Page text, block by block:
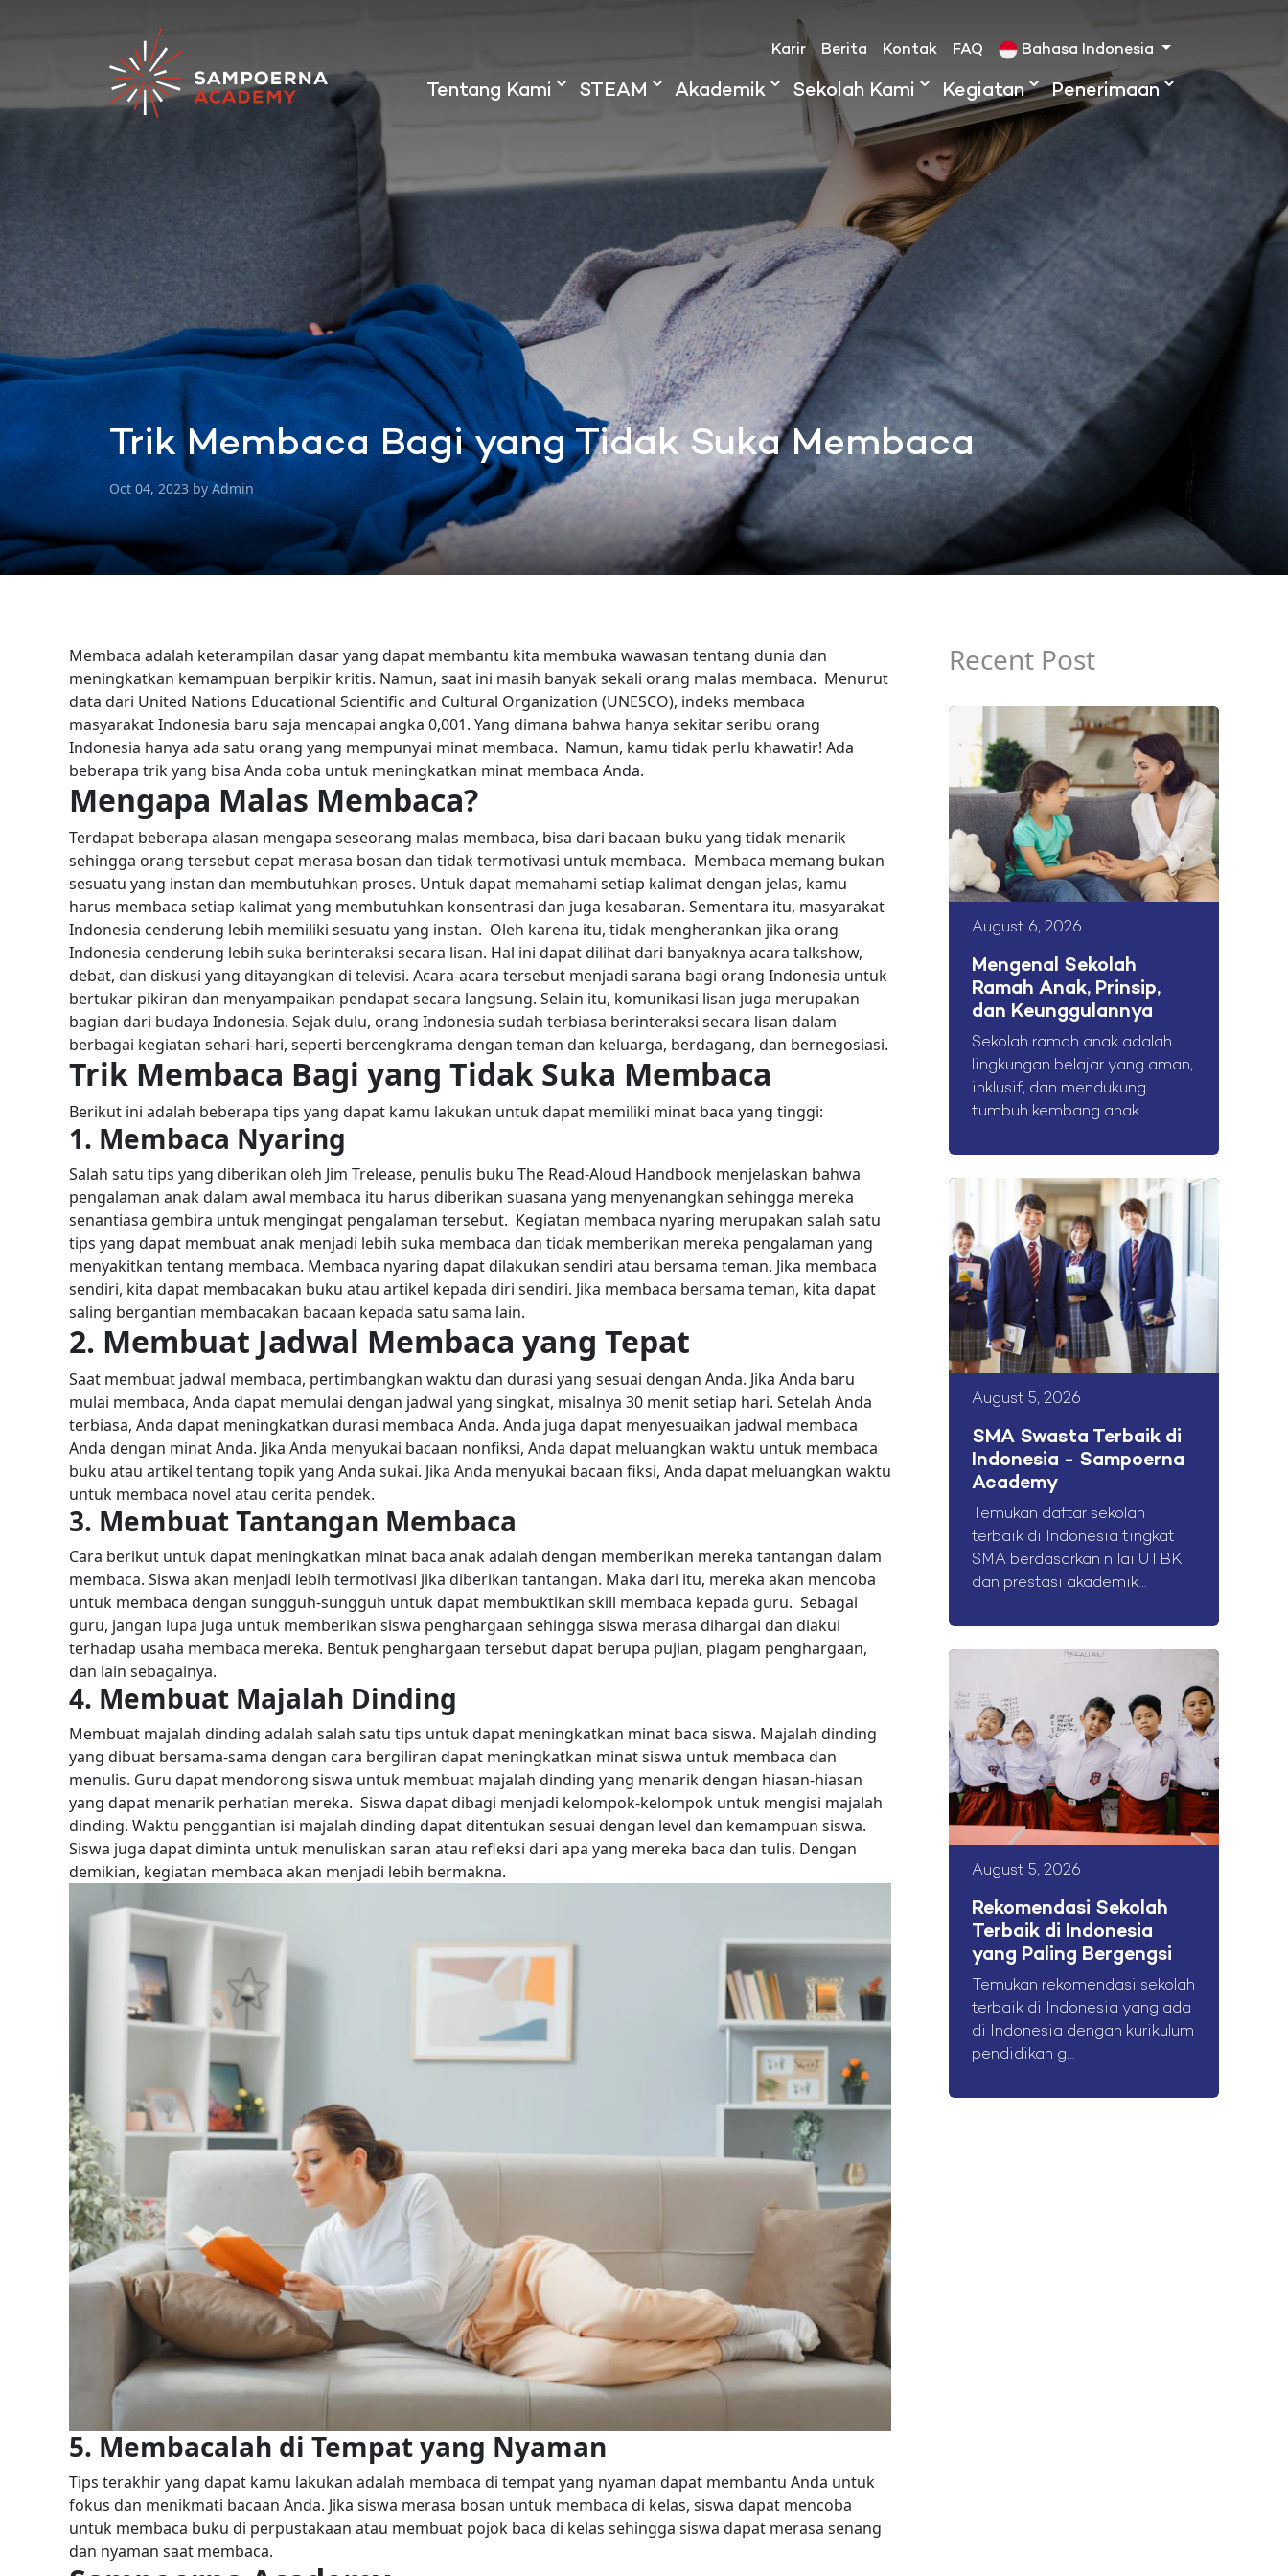
Karir Berita Kontak FAQ Bahasa Indonesia
Tentang Kami STEAM Akademik Sekolah Kami Kegiatan Penerimaan
Trik Membaca Bagi yang Tidak Suka Membaca
Oct 04, 2023 by Admin
Membaca adalah keterampilan dasar yang dapat membantu kita membuka wawasan tentang dunia dan
meningkatkan kemampuan berpikir kritis. Namun, saat ini masih banyak sekali orang malas membaca. Menurut
data dari United Nations Educational Scientific and Cultural Organization (UNESCO), indeks membaca
masyarakat Indonesia baru saja mencapai angka 0,001. Yang dimana bahwa hanya sekitar seribu orang
Indonesia hanya ada satu orang yang mempunyai minat membaca. Namun, kamu tidak perlu khawatir! Ada
beberapa trik yang bisa Anda coba untuk meningkatkan minat membaca Anda.
Mengapa Malas Membaca?
Terdapat beberapa alasan mengapa seseorang malas membaca, bisa dari bacaan buku yang tidak menarik
sehingga orang tersebut cepat merasa bosan dan tidak termotivasi untuk membaca. Membaca memang bukan
sesuatu yang instan dan membutuhkan proses. Untuk dapat memahami setiap kalimat dengan jelas, kamu
harus membaca setiap kalimat yang membutuhkan konsentrasi dan juga kesabaran. Sementara itu, masyarakat
Indonesia cenderung lebih memiliki sesuatu yang instan. Oleh karena itu, tidak mengherankan jika orang
Indonesia cenderung lebih suka berinteraksi secara lisan. Hal ini dapat dilihat dari banyaknya acara talkshow,
debat, dan diskusi yang ditayangkan di televisi. Acara-acara tersebut menjadi sarana bagi orang Indonesia untuk
bertukar pikiran dan menyampaikan pendapat secara langsung. Selain itu, komunikasi lisan juga merupakan
bagian dari budaya Indonesia. Sejak dulu, orang Indonesia sudah terbiasa berinteraksi secara lisan dalam
berbagai kegiatan sehari-hari, seperti bercengkrama dengan teman dan keluarga, berdagang, dan bernegosiasi.
Trik Membaca Bagi yang Tidak Suka Membaca
Berikut ini adalah beberapa tips yang dapat kamu lakukan untuk dapat memiliki minat baca yang tinggi:
1. Membaca Nyaring
Salah satu tips yang diberikan oleh Jim Trelease, penulis buku The Read-Aloud Handbook menjelaskan bahwa
pengalaman anak dalam awal membaca itu harus diberikan suasana yang menyenangkan sehingga mereka
senantiasa gembira untuk mengingat pengalaman tersebut. Kegiatan membaca nyaring merupakan salah satu
tips yang dapat membuat anak menjadi lebih suka membaca dan tidak memberikan mereka pengalaman yang
menyakitkan tentang membaca. Membaca nyaring dapat dilakukan sendiri atau bersama teman. Jika membaca
sendiri, kita dapat membacakan buku atau artikel kepada diri sendiri. Jika membaca bersama teman, kita dapat
saling bergantian membacakan bacaan kepada satu sama lain.
2. Membuat Jadwal Membaca yang Tepat
Saat membuat jadwal membaca, pertimbangkan waktu dan durasi yang sesuai dengan Anda. Jika Anda baru
mulai membaca, Anda dapat memulai dengan jadwal yang singkat, misalnya 30 menit setiap hari. Setelah Anda
terbiasa, Anda dapat meningkatkan durasi membaca Anda. Anda juga dapat menyesuaikan jadwal membaca
Anda dengan minat Anda. Jika Anda menyukai bacaan nonfiksi, Anda dapat meluangkan waktu untuk membaca
buku atau artikel tentang topik yang Anda sukai. Jika Anda menyukai bacaan fiksi, Anda dapat meluangkan waktu
untuk membaca novel atau cerita pendek.
3. Membuat Tantangan Membaca
Cara berikut untuk dapat meningkatkan minat baca anak adalah dengan memberikan mereka tantangan dalam
membaca. Siswa akan menjadi lebih termotivasi jika diberikan tantangan. Maka dari itu, mereka akan mencoba
untuk membaca dengan sungguh-sungguh untuk dapat membuktikan skill membaca kepada guru. Sebagai
guru, jangan lupa juga untuk memberikan siswa penghargaan sehingga siswa merasa dihargai dan diakui
terhadap usaha membaca mereka. Bentuk penghargaan tersebut dapat berupa pujian, piagam penghargaan,
dan lain sebagainya.
4. Membuat Majalah Dinding
Membuat majalah dinding adalah salah satu tips untuk dapat meningkatkan minat baca siswa. Majalah dinding
yang dibuat bersama-sama dengan cara bergiliran dapat meningkatkan minat siswa untuk membaca dan
menulis. Guru dapat mendorong siswa untuk membuat majalah dinding yang menarik dengan hiasan-hiasan
yang dapat menarik perhatian mereka. Siswa dapat dibagi menjadi kelompok-kelompok untuk mengisi majalah
dinding. Waktu penggantian isi majalah dinding dapat ditentukan sesuai dengan level dan kemampuan siswa.
Siswa juga dapat diminta untuk menuliskan saran atau refleksi dari apa yang mereka baca dan tulis. Dengan
demikian, kegiatan membaca akan menjadi lebih bermakna.
5. Membacalah di Tempat yang Nyaman
Tips terakhir yang dapat kamu lakukan adalah membaca di tempat yang nyaman dapat membantu Anda untuk
fokus dan menikmati bacaan Anda. Jika siswa merasa bosan untuk membaca di kelas, siswa dapat mencoba
untuk membaca buku di perpustakaan atau membuat pojok baca di kelas sehingga siswa dapat merasa senang
dan nyaman saat membaca.
Recent Post
August 6, 2026
Mengenal Sekolah
Ramah Anak, Prinsip,
dan Keunggulannya
Sekolah ramah anak adalah
lingkungan belajar yang aman,
inklusif, dan mendukung
tumbuh kembang anak....
August 5, 2026
SMA Swasta Terbaik di
Indonesia - Sampoerna
Academy
Temukan daftar sekolah
terbaik di Indonesia tingkat
SMA berdasarkan nilai UTBK
dan prestasi akademik...
August 5, 2026
Rekomendasi Sekolah
Terbaik di Indonesia
yang Paling Bergengsi
Temukan rekomendasi sekolah
terbaik di Indonesia yang ada
di Indonesia dengan kurikulum
pendidikan g...